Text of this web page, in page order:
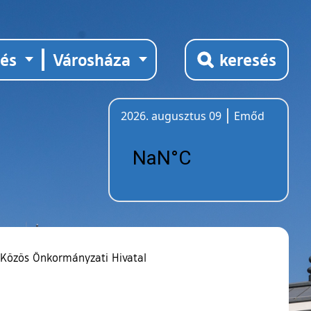
Városháza keresés
2026. augusztus 09
Emőd
Önkormányzati Hivatal